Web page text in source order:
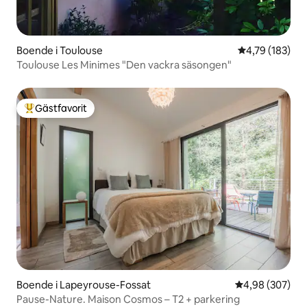
Boende i Toulouse 4,79 av 5 i
4,79 (183)
Toulouse Les Minimes "Den vackra säsongen"
Populär gästfavorit
Gästfavorit
Boende i Lapeyrouse-Fossat 4,98 av 5 i
4,98 (307)
Pause-Nature. Maison Cosmos – T2 + parkering